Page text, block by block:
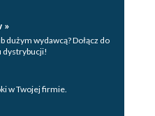
»
dużym wydawcą? Dołącz do
dystrybucji!
w Twojej firmie.